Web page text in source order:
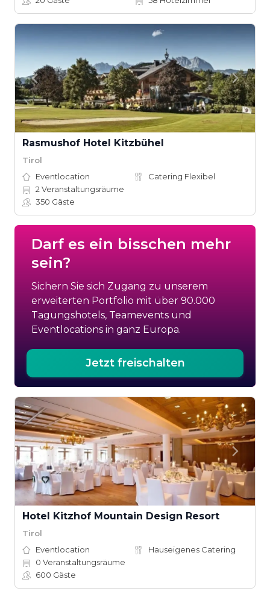
Rasmushof Hotel Kitzbühel
Tirol
Eventlocation
Catering Flexibel
2 Veranstaltungsräume
350 Gäste
Darf es ein bisschen mehr
sein?
Sichern Sie sich Zugang zu unserem
erweiterten Portfolio mit über 90.000
Tagungshotels, Teamevents und
Eventlocations in ganz Europa.
Jetzt freischalten
Hotel Kitzhof Mountain Design Resort
Tirol
Eventlocation
Hauseigenes Catering
0 Veranstaltungsräume
600 Gäste